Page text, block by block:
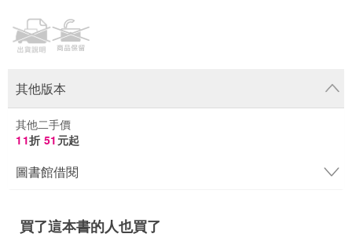
其他版本
其他二手價
11折 51 元起
圖書館借閱
買了這本書的人也買了